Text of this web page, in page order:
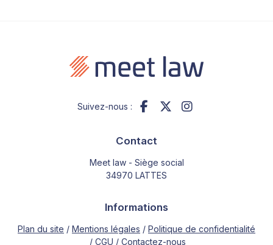
Suivez-nous :
Contact
Meet law - Siège social
34970 LATTES
Informations
Plan du site Mentions légales
Politique de confidentialité
CGU
Contactez-nous